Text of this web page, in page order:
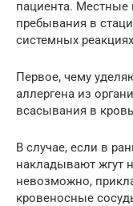
пациента. Местные
пребывания в
системных реакциях
Первое, чему
аллергена из
всасывания в кровь
В случае, если в
накладывают жгут
невозможно,
кровеносные